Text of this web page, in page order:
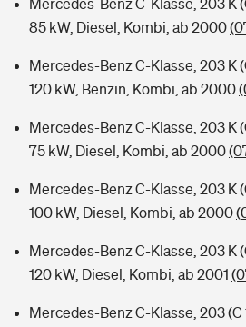
Mercedes-Benz C-Klasse, 203 K
85 kW, Diesel, Kombi, ab 2000
Mercedes-Benz C-Klasse, 203 K
120 kW, Benzin, Kombi, ab 2000
Mercedes-Benz C-Klasse, 203 K
75 kW, Diesel, Kombi, ab 2000
Mercedes-Benz C-Klasse, 203 K
100 kW, Diesel, Kombi, ab 2000
Mercedes-Benz C-Klasse, 203 K
120 kW, Diesel, Kombi, ab 2001
Mercedes-Benz C-Klasse, 203 (C